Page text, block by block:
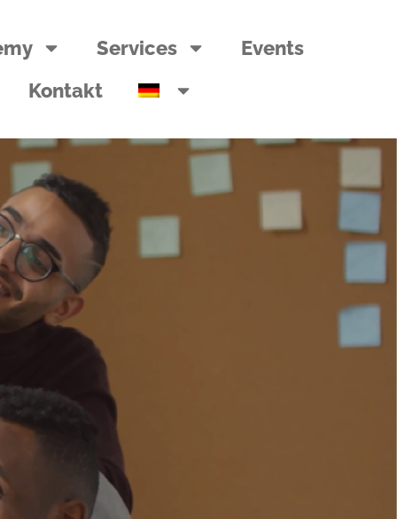
Services
Events
Kontakt